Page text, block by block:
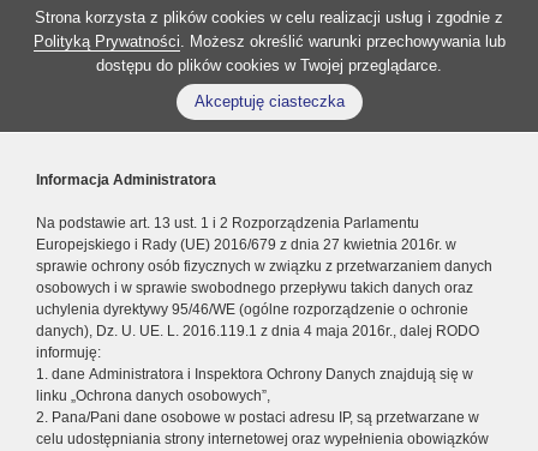
Strona korzysta z plików cookies w celu realizacji usług i zgodnie z
Polityką Prywatności. Możesz określić warunki przechowywania lub
dostępu do plików cookies w Twojej przeglądarce.
Akceptuję ciasteczka
Informacja Administratora
Na podstawie art. 13 ust. 1 i 2 Rozporządzenia Parlamentu
Europejskiego i Rady (UE) 2016/679 z dnia 27 kwietnia 2016r. w
sprawie ochrony osób fizycznych w związku z przetwarzaniem danych
osobowych i w sprawie swobodnego przepływu takich danych oraz
uchylenia dyrektywy 95/46/WE (ogólne rozporządzenie o ochronie
danych), Dz. U. UE. L. 2016.119.1 z dnia 4 maja 2016r., dalej RODO
informuję:
1. dane Administratora i Inspektora Ochrony Danych znajdują się w
linku „Ochrona danych osobowych”,
2. Pana/Pani dane osobowe w postaci adresu IP, są przetwarzane w
celu udostępniania strony internetowej oraz wypełnienia obowiązków